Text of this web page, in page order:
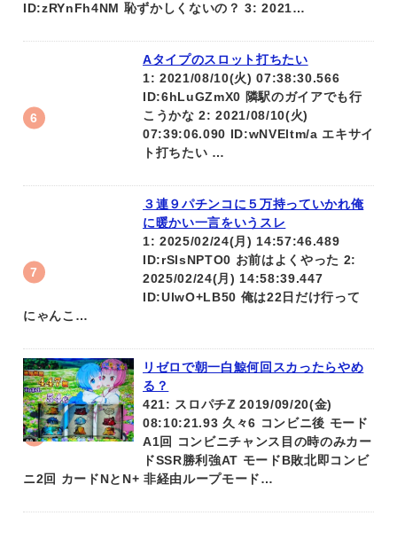
ID:zRYnFh4NM 恥ずかしくないの？ 3: 2021…
Aタイプのスロット打ちたい
1: 2021/08/10(火) 07:38:30.566
ID:6hLuGZmX0 隣駅のガイアでも行
こうかな 2: 2021/08/10(火)
07:39:06.090 ID:wNVEltm/a エキサイ
ト打ちたい …
３連９パチンコに５万持っていかれ俺
に暖かい一言をいうスレ
1: 2025/02/24(月) 14:57:46.489
ID:rSlsNPTO0 お前はよくやった 2:
2025/02/24(月) 14:58:39.447
ID:UlwO+LB50 俺は22日だけ行って
にゃんこ…
リゼロで朝一白鯨何回スカったらやめ
る？
421: スロパチℤ 2019/09/20(金)
08:10:21.93 久々6 コンビニ後 モード
A1回 コンビニチャンス目の時のみカー
ドSSR勝利強AT モードB敗北即コンビ
ニ2回 カードNとN+ 非経由ループモード…